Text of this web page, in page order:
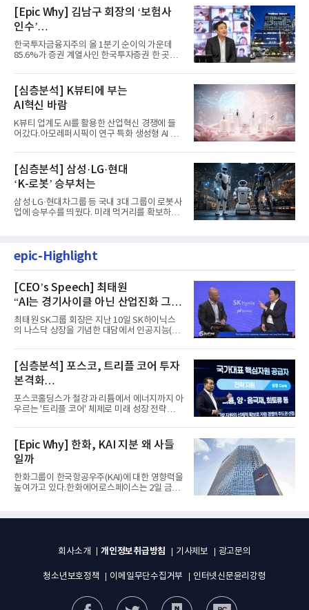
[Epic Why] 김남구 회장의 ‘보험사
인수’
발걸음이 신중해진 배경은?
한국투자금융지주의 올 1분기 순이익 가운데
85.6%가 증권 계열사인 한국투자증권 한 곳에
[심층분석] K뷰티에 부는
AI혁신 바람
K뷰티 업계도 AI를 활용한 산업혁신 경쟁에 들
어갔다.아모레퍼시픽이 연구 특화 생성형 AI 플
[심층분석] 삼성·LG·현대
‘K-로봇’ 승부처는
삼성·LG·현대차그룹 등 국내 3대 그룹이 로봇사
업에 승부수를 띄웠다. 미래 먹거리를 확보하기
epic-Highlight
[CEO’s Speech] 최태원
“AI는 경기사이클 아닌 산업진화 그
자체”
최태원 SK그룹 회장은 지난 10일 SK하이닉스
의 나스닥 상장을 기념한 대담에서 인공지능(AI)
[심층분석] 포스코, 트리플 코어 투자
본격화
16조7천억원 투자 재원 마련 전략은?
포스코홀딩스가 철강과 리튬에서 에너지까지 아
우르는 '트리플 코어' 체제로 미래 성장 전략을
[Epic Why] 한화, KAI 지분 왜 사들
일까
한화그룹이 한국항공우주(KAI)에 대한 영향력을
높여가고 있다.한화에어로스페이스는 2일 금융
회사소개 개인정보취급방침 기사제보 광고문의
청소년보호정책 이메일무단수집거부 인터넷신문윤리강령